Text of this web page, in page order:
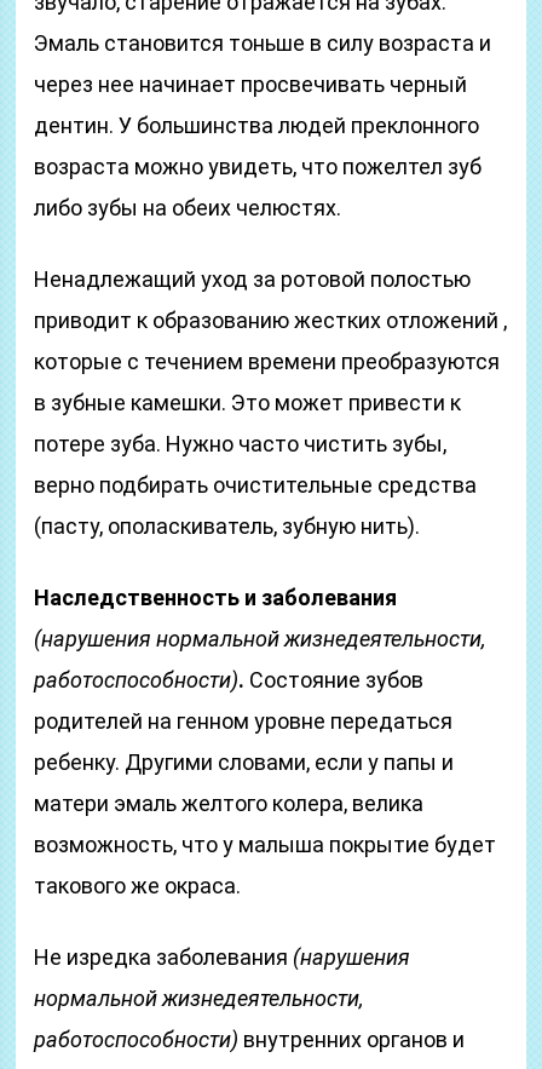
Эмаль становится тоньше в силу возраста и
через нее начинает просвечивать черный
дентин. У большинства людей преклонного
возраста можно увидеть, что пожелтел зуб
либо зубы на обеих челюстях.
Ненадлежащий уход за ротовой полостью
приводит к образованию жестких отложений ,
которые с течением времени преобразуются
в зубные камешки. Это может привести к
потере зуба. Нужно часто чистить зубы,
верно подбирать очистительные средства
(пасту, ополаскиватель, зубную нить).
Наследственность и заболевания
(нарушения нормальной жизнедеятельности,
работоспособности). Состояние зубов
родителей на генном уровне передаться
ребенку. Другими словами, если у папы и
матери эмаль желтого колера, велика
возможность, что у малыша покрытие будет
такового же окраса.
Не изредка заболевания (нарушения
нормальной жизнедеятельности,
работоспособности) внутренних органов и